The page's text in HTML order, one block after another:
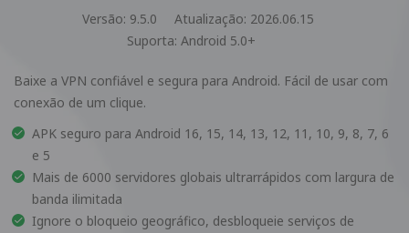
Versão: 9.5.0
Atualização: 2026.06.15
Suporta: Android 5.0+
Baixe a VPN confiável e segura para Android. Fácil de usar com
conexão de um clique.
APK seguro para Android 16, 15, 14, 13, 12, 11, 10, 9, 8, 7, 6
e 5
Mais de 6000 servidores globais ultrarrápidos com largura de
banda ilimitada
Ignore o bloqueio geográfico, desbloqueie serviços de